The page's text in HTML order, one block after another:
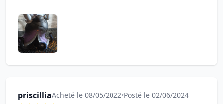
priscilliaAcheté le 08/05/2022•Posté le 02/06/2024